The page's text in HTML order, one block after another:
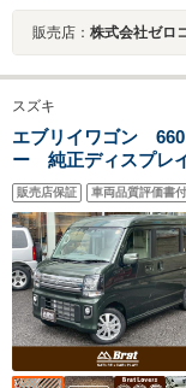
販売店： 株式会社ゼロ
スズキ
エブリイワゴン
ー 純正ディスプレ
パワースライドド
ター レーンキープ
トマチックハイビー
販売店保証 車両品質評価書付